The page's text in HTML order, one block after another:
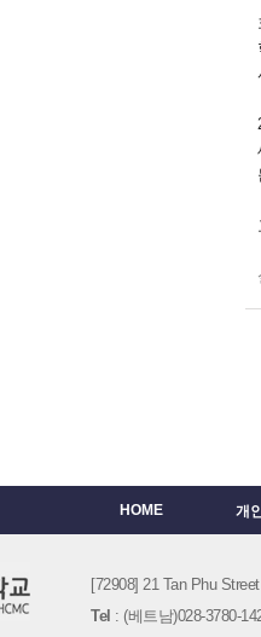
HOME 개
[72908] 21 Tan Phu
Tel : (베트남)028-3780-